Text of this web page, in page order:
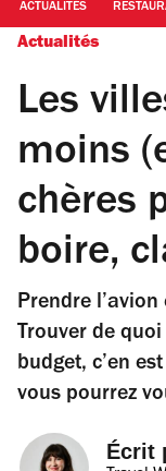
ACTUALITÉS
Actualités
Les
moins
chères
boire,
Prendre l’avion
Trouver de
budget, c’en
vous pourrez
Écrit